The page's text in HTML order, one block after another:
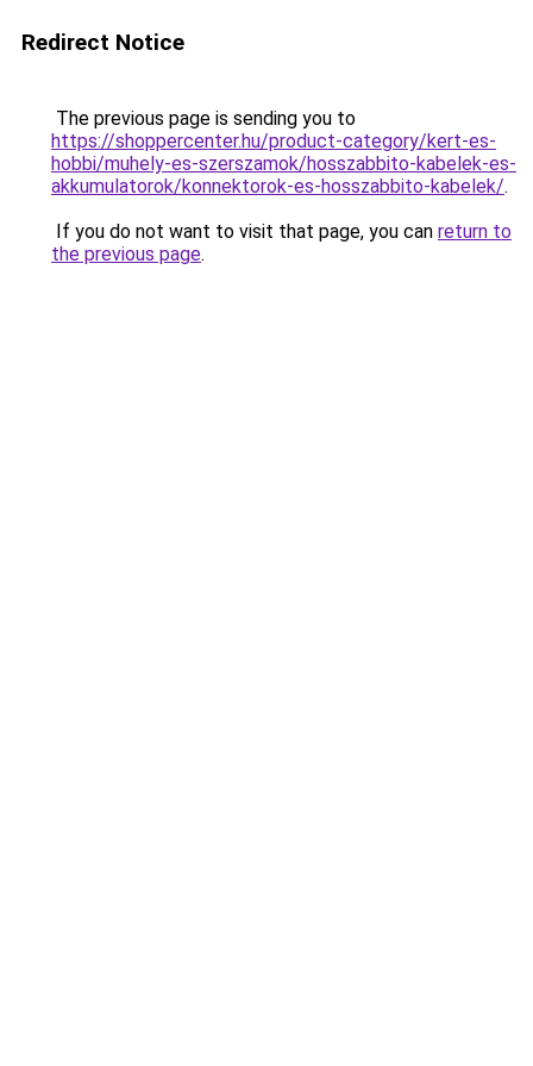
Redirect Notice
The previous page is sending you to
https://shoppercenter.hu/product-category/kert-es-
hobbi/muhely-es-szerszamok/hosszabbito-kabelek-es-
akkumulatorok/konnektorok-es-hosszabbito-kabelek/.
If you do not want to visit that page, you can return to
the previous page.